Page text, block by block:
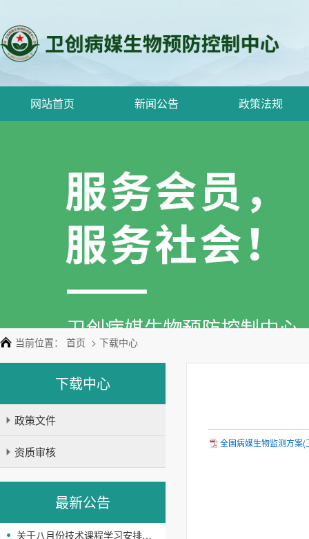
网站首页 新闻公告 政策法规
当前位置： 首页 > 下载中心
下载中心
政策文件
资质审核
最新公告
关于八月份技术课程学习安排的通知
全国病媒生物监测方案(